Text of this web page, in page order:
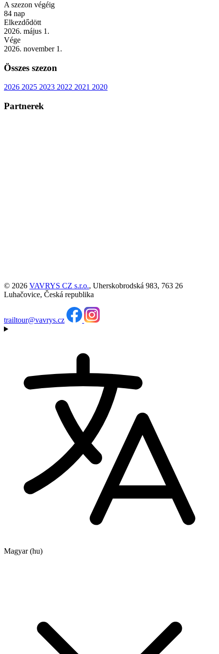
A szezon végéig
84 nap
Elkezdődött
2026. május 1.
Vége
2026. november 1.
Összes szezon
2026 2025 2023 2022 2021 2020
Partnerek
© 2026 VAVRYS CZ s.r.o., Uherskobrodská 983, 763 26
Luhačovice, Česká republika
trailtour@vavrys.cz
Magyar(hu)